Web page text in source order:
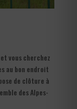
vous cherchez
au bon endroit
de clôture à
des Alpes-